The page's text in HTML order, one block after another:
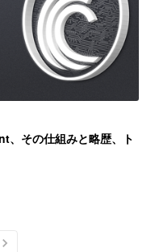
、その仕組みと略歴、ト